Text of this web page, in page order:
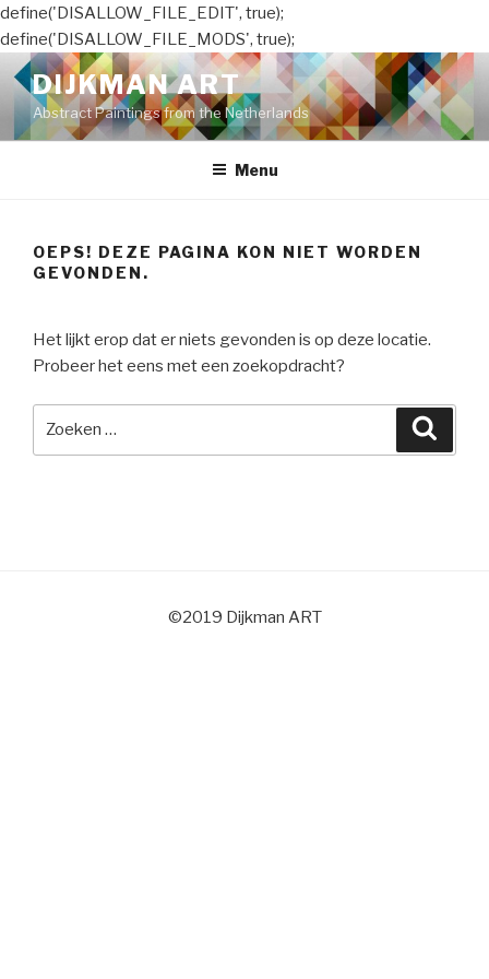
define('DISALLOW_FILE_EDIT', true);
define('DISALLOW_FILE_MODS', true);
Naar
de
inhoud
springen
DIJKMAN ART
Abstract Paintings from the Netherlands
Menu
OEPS! DEZE PAGINA KON NIET WORDEN
GEVONDEN.
Het lijkt erop dat er niets gevonden is op deze locatie.
Probeer het eens met een zoekopdracht?
©2019 Dijkman ART